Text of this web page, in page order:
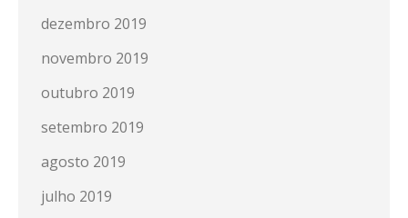
dezembro 2019
novembro 2019
outubro 2019
setembro 2019
agosto 2019
julho 2019